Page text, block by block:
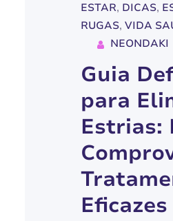
da
cultivamos a
observar
emoções e
sem
caminho para
presente,
ESTAR, DICAS,
RUGAS, VIDA
NEONDAKI
Guia
para
Estrias:
Eficazes